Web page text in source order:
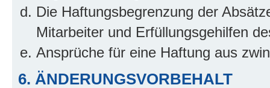
Die Haftungsbegrenzung der
Mitarbeiter und Erfüllungsgehilfen
Ansprüche für eine Haftung aus
6. ÄNDERUNGSVORBEHALT